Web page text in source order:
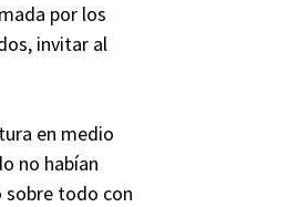
por los
invitar al
en medio
no habían
sobre todo con